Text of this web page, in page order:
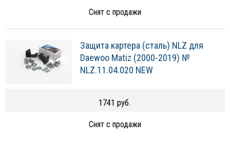
Снят с продажи
Защита картера (сталь) NLZ для
Daewoo Matiz (2000-2019) №
NLZ.11.04.020 NEW
1741 руб.
Снят с продажи